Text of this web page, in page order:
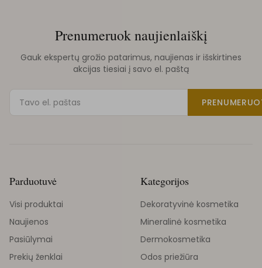
Prenumeruok naujienlaiškį
Gauk ekspertų grožio patarimus, naujienas ir išskirtines
akcijas tiesiai į savo el. paštą
Parduotuvė
Visi produktai
Naujienos
Pasiūlymai
Prekių ženklai
Kategorijos
Dekoratyvinė kosmetika
Mineralinė kosmetika
Dermokosmetika
Odos priežiūra